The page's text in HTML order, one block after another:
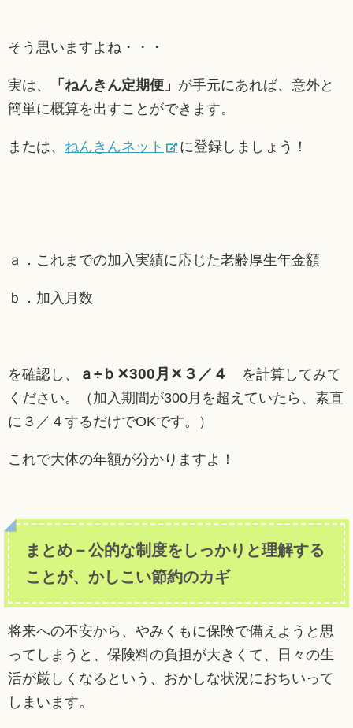
そう思いますよね・・・
実は、 「ねんきん定期便」 が手元にあれば、意外と
簡単に概算を出すことができます。
または、 ねんきんネット に登録しましょう！
ａ．これまでの加入実績に応じた老齢厚生年金額
ｂ．加入月数
を確認し、 ａ÷ｂ✕300月✕３／４
を計算してみて
ください。（加入期間が300月を超えていたら、素直
に３／４するだけでOKです。）
これで大体の年額が分かりますよ！
まとめ－公的な制度をしっかりと理解する
ことが、かしこい節約のカギ
将来への不安から、やみくもに保険で備えようと思
ってしまうと、保険料の負担が大きくて、日々の生
活が厳しくなるという、おかしな状況におちいって
しまいます。